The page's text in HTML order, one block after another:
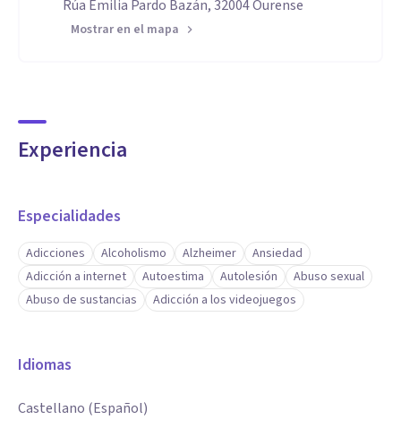
Rúa Emilia Pardo Bazán, 32004 Ourense
Mostrar en el mapa
Experiencia
Especialidades
Adicciones Alcoholismo Alzheimer
Ansiedad
Adicción a internet
Autoestima Autolesión
Abuso sexual
Abuso de sustancias
Adicción a los videojuegos
Idiomas
Castellano (Español)